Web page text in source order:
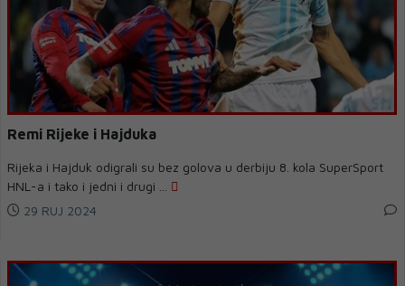
Remi Rijeke i Hajduka
Rijeka i Hajduk odigrali su bez golova u derbiju 8. kola SuperSport
HNL-a i tako i jedni i drugi ...
29 RUJ 2024